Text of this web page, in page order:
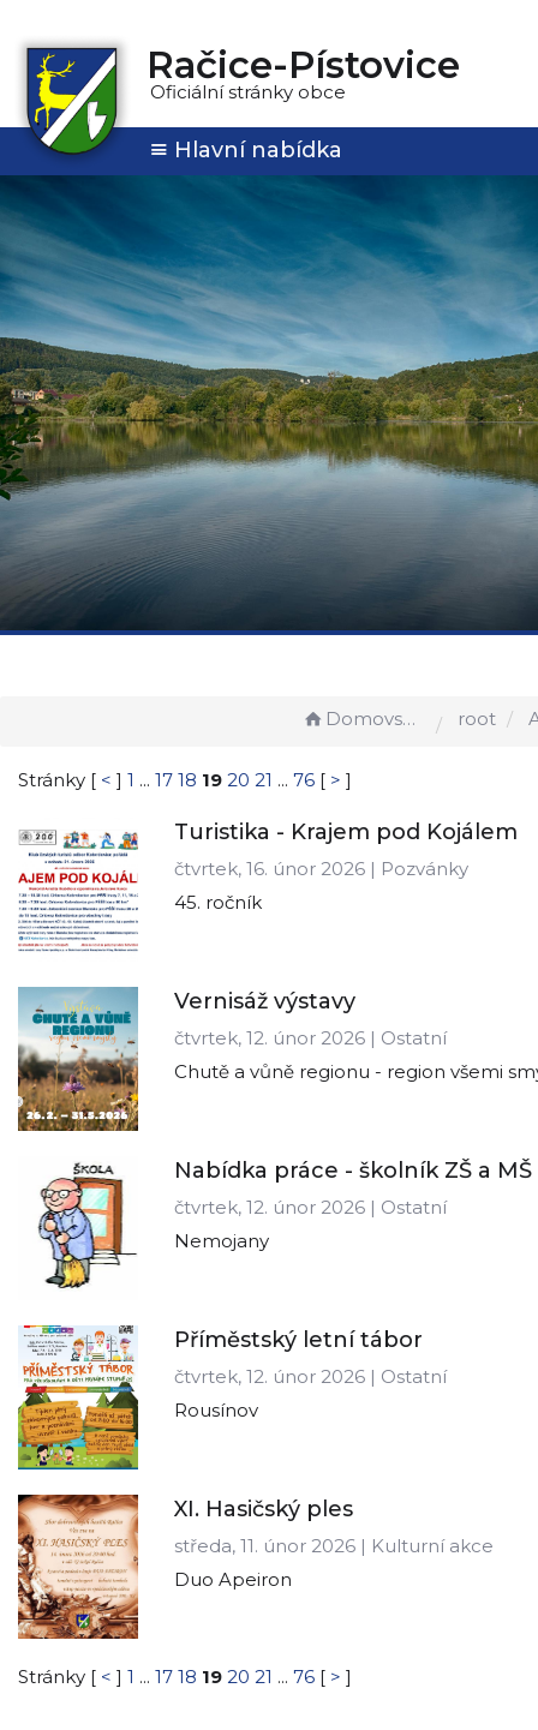
Račice-Pístovice
Oficiální stránky obce
Hlavní nabídka
Domovská stránka root
Stránky [ < ] 1 ... 17 18 19 20 21 ... 76 [ > ]
Turistika - Krajem pod Kojálem
čtvrtek, 16. únor 2026 | Pozvánky
45. ročník
Vernisáž výstavy
čtvrtek, 12. únor 2026 | Ostatní
Chutě a vůně regionu - region všemi
Nabídka práce - školník ZŠ a MŠ
čtvrtek, 12. únor 2026 | Ostatní
Nemojany
Příměstský letní tábor
čtvrtek, 12. únor 2026 | Ostatní
Rousínov
XI. Hasičský ples
středa, 11. únor 2026 | Kulturní akce
Duo Apeiron
Stránky [ < ] 1 ... 17 18 19 20 21 ... 76 [ > ]